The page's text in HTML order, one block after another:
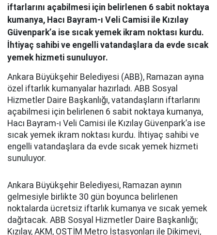
iftarlarını açabilmesi için belirlenen 6 sabit noktaya
kumanya, Hacı Bayram-ı Veli Camisi ile Kızılay
Güvenpark’a ise sıcak yemek ikram noktası kurdu.
İhtiyaç sahibi ve engelli vatandaşlara da evde sıcak
yemek hizmeti sunuluyor.
Ankara Büyükşehir Belediyesi (ABB), Ramazan ayına
özel iftarlık kumanyalar hazırladı. ABB Sosyal
Hizmetler Daire Başkanlığı, vatandaşların iftarlarını
açabilmesi için belirlenen 6 sabit noktaya kumanya,
Hacı Bayram-ı Veli Camisi ile Kızılay Güvenpark’a ise
sıcak yemek ikram noktası kurdu. İhtiyaç sahibi ve
engelli vatandaşlara da evde sıcak yemek hizmeti
sunuluyor.
Ankara Büyükşehir Belediyesi, Ramazan ayının
gelmesiyle birlikte 30 gün boyunca belirlenen
noktalarda ücretsiz iftarlık kumanya ve sıcak yemek
dağıtacak. ABB Sosyal Hizmetler Daire Başkanlığı;
Kızılay, AKM, OSTİM Metro İstasyonları ile Dikimevi,